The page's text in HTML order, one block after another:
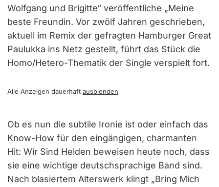
Wolfgang und Brigitte“ veröffentliche „Meine
beste Freundin. Vor zwölf Jahren geschrieben,
aktuell im Remix der gefragten Hamburger Great
Paulukka ins Netz gestellt, führt das Stück die
Homo/Hetero-Thematik der Single verspielt fort.
Alle Anzeigen dauerhaft ausblenden
Ob es nun die subtile Ironie ist oder einfach das
Know-How für den eingängigen, charmanten
Hit: Wir Sind Helden beweisen heute noch, dass
sie eine wichtige deutschsprachige Band sind.
Nach blasiertem Alterswerk klingt „Bring Mich